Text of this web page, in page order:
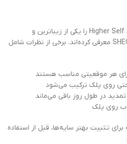
کاربران سایه 4 رنگ شیگلم مدل Higher Self را یکی از زیباترین و
بادوام‌ترین پالت‌های برند SHEGLAM معرفی کرده‌اند. برخی از نظرات شامل
هر موقعیتی مناسب هستند
روی پلک ترکیب می‌شود
تمدید در طول روز باقی می‌ماند
روی پلک
برای تثبیت بهتر سایه‌ها، قبل از استفاده